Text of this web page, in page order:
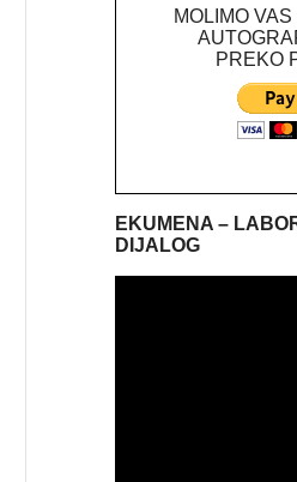
MOLIMO
PREKO
EKUMENA –
DIJALOG